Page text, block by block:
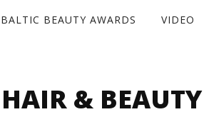
BALTIC BEAUTY AWARDS VIDEO
&